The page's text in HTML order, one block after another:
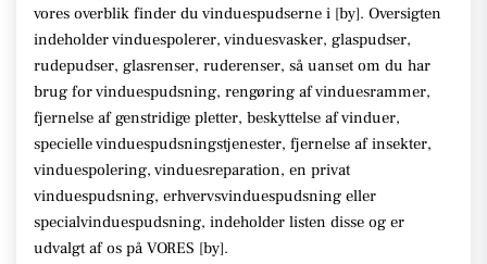
vores overblik finder du vinduespudserne i [by]. Oversigten
indeholder vinduespolerer, vinduesvasker, glaspudser,
rudepudser, glasrenser, ruderenser, så uanset om du har
brug for vinduespudsning, rengøring af vinduesrammer,
fjernelse af genstridige pletter, beskyttelse af vinduer,
specielle vinduespudsningstjenester, fjernelse af insekter,
vinduespolering, vinduesreparation, en privat
vinduespudsning, erhvervsvinduespudsning eller
specialvinduespudsning, indeholder listen disse og er
udvalgt af os på VORES [by].